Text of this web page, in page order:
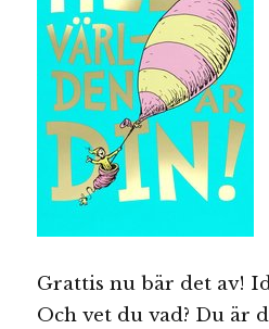
Grattis nu bär det av!
Och vet du vad? Du är